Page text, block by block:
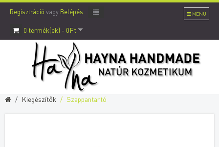
Regisztráció vagy Belépés MENU
0 termék(ek) - 0Ft
Kiegészítők Szappantartó